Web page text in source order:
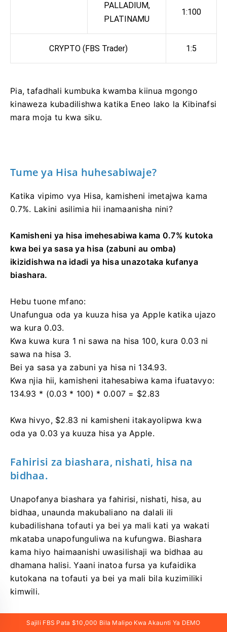
PALLADIUM,
PLATINAMU
1:100
CRYPTO (FBS Trader) 1:5
Pia, tafadhali kumbuka kwamba kiinua mgongo
kinaweza kubadilishwa katika Eneo lako la Kibinafsi
mara moja tu kwa siku.
Tume ya Hisa huhesabiwaje?
Katika vipimo vya Hisa, kamisheni imetajwa kama
0.7%. Lakini asilimia hii inamaanisha nini?
Kamisheni ya hisa imehesabiwa kama 0.7% kutoka
kwa bei ya sasa ya hisa (zabuni au omba)
ikizidishwa na idadi ya hisa unazotaka kufanya
biashara.
Hebu tuone mfano:
Unafungua oda ya kuuza hisa ya Apple katika ujazo
wa kura 0.03.
Kwa kuwa kura 1 ni sawa na hisa 100, kura 0.03 ni
sawa na hisa 3.
Bei ya sasa ya zabuni ya hisa ni 134.93.
Kwa njia hii, kamisheni itahesabiwa kama ifuatavyo:
134.93 * (0.03 * 100) * 0.007 = $2.83
Kwa hivyo, $2.83 ni kamisheni itakayolipwa kwa
oda ya 0.03 ya kuuza hisa ya Apple.
Fahirisi za biashara, nishati, hisa na
bidhaa.
Unapofanya biashara ya fahirisi, nishati, hisa, au
bidhaa, unaunda makubaliano na dalali ili
kubadilishana tofauti ya bei ya mali kati ya wakati
mkataba unapofunguliwa na kufungwa. Biashara
kama hiyo haimaanishi uwasilishaji wa bidhaa au
dhamana halisi. Yaani inatoa fursa ya kufaidika
kutokana na tofauti ya bei ya mali bila kuzimiliki
kimwili.
Wafanyabiashara wanaotarajia ongezeko la bei
Sajili FBS Pata $10,000 Bila Malipo Kwa Akaunti Ya DEMO